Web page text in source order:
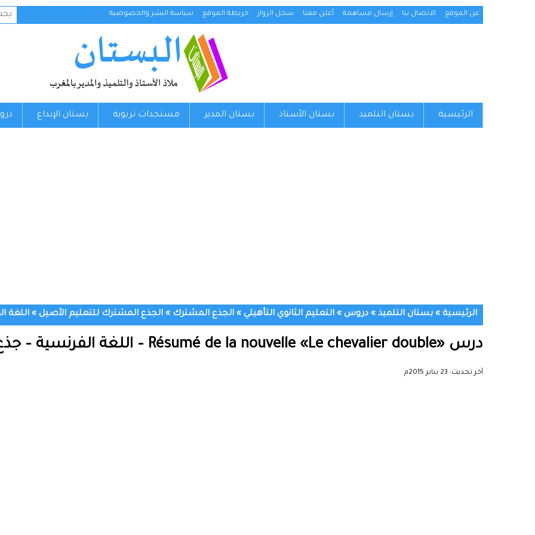
عن الموقع الاتصال بنا إرسال مساهمة أعلن معنا سجل الزوار خريطة الموقع سياسة النشر والخصوصية
عن:
الرئيسية بستان التلميذ بستان الأستاذ بستان المدير مستجدات تربوية بستان الإبداع
الرئيسية » بستان التلميذ » دروس » التعليم الثانوي التأهيلي » الجذع المشترك » الجذع المشترك للتعليم الأصيل » اللغة
درس «Résumé de la nouvelle «Le chevalier double – اللغة الفرنسية – جذع مشترك
آخر تحديث: 23 يناير 2015م